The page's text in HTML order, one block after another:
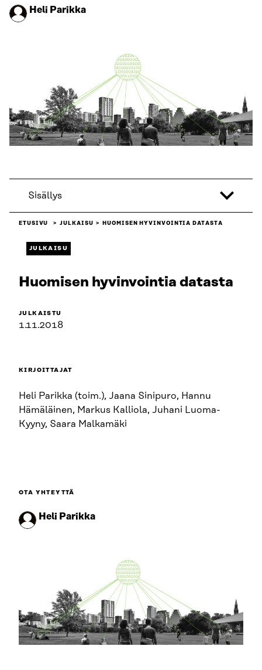
Heli Parikka
Sisällys
ETUSIVU JULKAISU HUOMISEN HYVINVOINTIA DATASTA
JULKAISU
Huomisen hyvinvointia datasta
JULKAISTU
1.11.2018
KIRJOITTAJAT
Heli Parikka (toim.), Jaana Sinipuro, Hannu
Hämäläinen, Markus Kalliola, Juhani Luoma-
Kyyny, Saara Malkamäki
OTA YHTEYTTÄ
Heli Parikka